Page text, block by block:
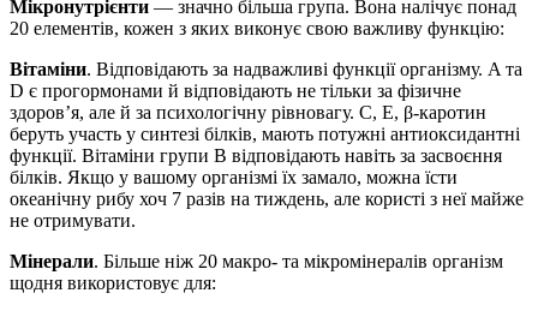
Мікронутрієнти — значно більша група. Вона налічує понад
20 елементів, кожен з яких виконує свою важливу функцію:
Вітаміни. Відповідають за надважливі функції організму. A та
D є прогормонами й відповідають не тільки за фізичне
здоров’я, але й за психологічну рівновагу. C, E, β-каротин
беруть участь у синтезі білків, мають потужні антиоксидантні
функції. Вітаміни групи B відповідають навіть за засвоєння
білків. Якщо у вашому організмі їх замало, можна їсти
океанічну рибу хоч 7 разів на тиждень, але користі з неї майже
не отримувати.
Мінерали. Більше ніж 20 макро- та мікромінералів організм
щодня використовує для: